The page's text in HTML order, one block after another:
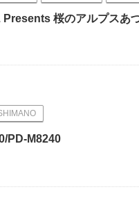
桜のアルプスあ
PD-M8240